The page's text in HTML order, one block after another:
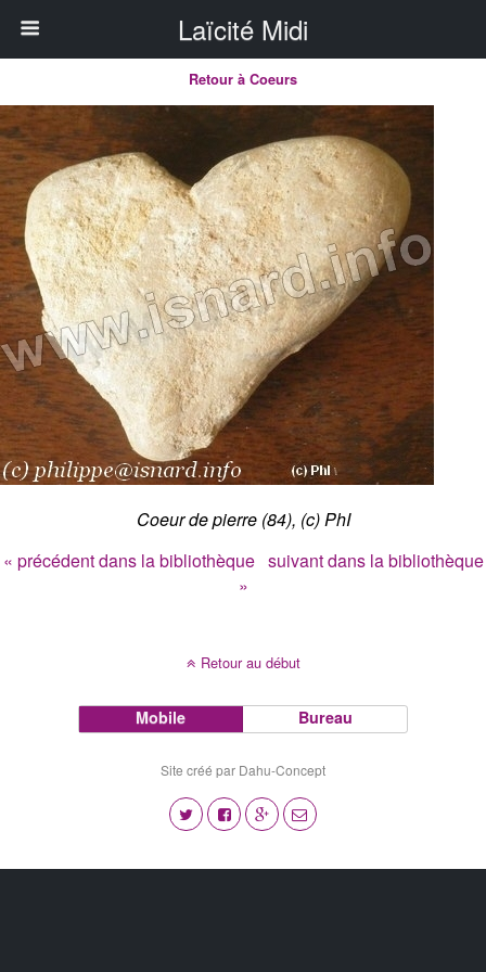
Laïcité Midi
Retour à Coeurs
Coeur de pierre (84), (c) PhI
« précédent dans la bibliothèque suivant dans la bibliothèque
»
Retour au début
Mobile Bureau
Site créé par Dahu-Concept